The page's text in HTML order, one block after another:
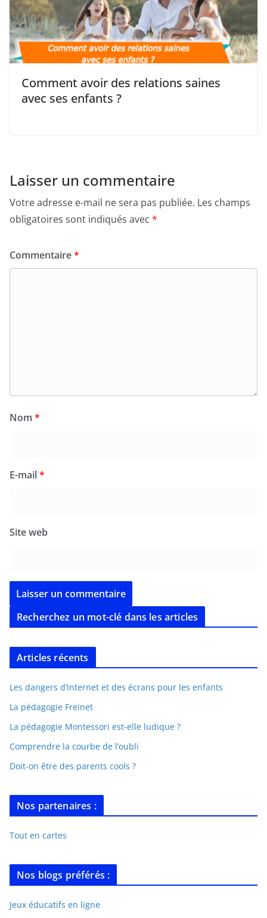
Comment avoir des relations saines
avec ses enfants ?
Laisser un commentaire
Votre adresse e-mail ne sera pas publiée. Les champs
obligatoires sont indiqués avec *
Commentaire*
Nom *
E-mail*
Site web
Recherchez un mot-clé dans les articles
Articles récents
Les dangers d’Internet et des écrans pour les enfants
La pédagogie Freinet
La pédagogie Montessori est-elle ludique ?
Comprendre la courbe de l’oubli
Doit-on être des parents cools ?
Nos partenaires :
Tout en cartes
Nos blogs préférés :
Jeux éducatifs en ligne